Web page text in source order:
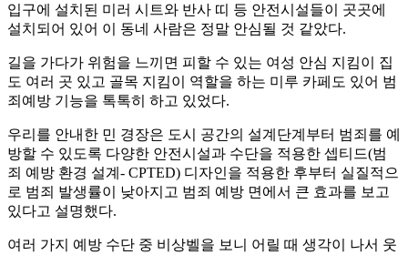
입구에 설치된 미러 시트와 반사 띠 등 안전시설들이 곳곳에
설치되어 있어 이 동네 사람은 정말 안심될 것 같았다.
길을 가다가 위험을 느끼면 피할 수 있는 여성 안심 지킴이 집
도 여러 곳 있고 골목 지킴이 역할을 하는 미루 카페도 있어 범
죄예방 기능을 톡톡히 하고 있었다.
우리를 안내한 민 경장은 도시 공간의 설계단계부터 범죄를 예
방할 수 있도록 다양한 안전시설과 수단을 적용한 셉티드(범
죄 예방 환경 설계- CPTED) 디자인을 적용한 후부터 실질적으
로 범죄 발생률이 낮아지고 범죄 예방 면에서 큰 효과를 보고
있다고 설명했다.
여러 가지 예방 수단 중 비상벨을 보니 어릴 때 생각이 나서 웃